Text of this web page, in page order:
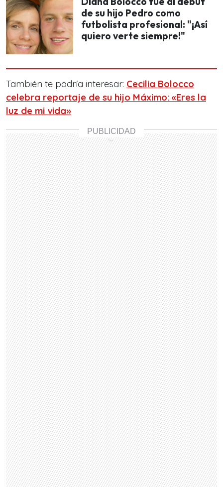
de su hijo Pedro como
futbolista profesional: "¡Así
quiero verte siempre!"
También te podría interesar: Cecilia Bolocco
celebra reportaje de su hijo Máximo: «Eres la
luz de mi vida»